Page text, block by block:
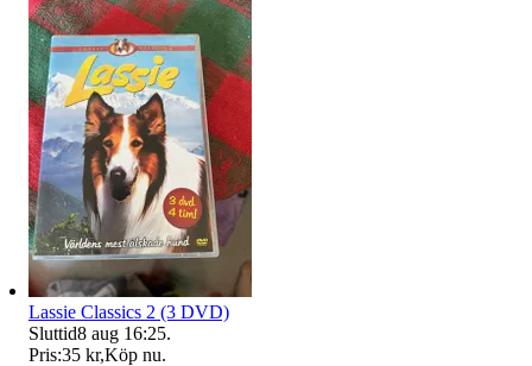
Lassie Classics 2 (3 DVD)
Sluttid8 aug 16:25.
Pris:35 kr,Köp nu.